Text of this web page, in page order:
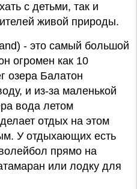
с детьми, так и
живой природы.
- это самый большой
огромен как 10
озера Балатон
и из-за маленькой
вода летом
отдых на этом
У отдыхающих есть
прямо на
или лодку для